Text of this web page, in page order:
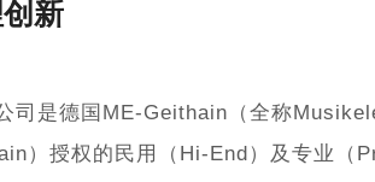
新
司是德国ME-Geithain（全称
）授权的民用（Hi-End）及专业（